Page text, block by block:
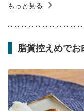
もっと見る
脂質控えめで